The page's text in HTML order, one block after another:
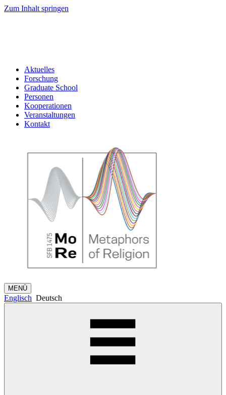
Zum Inhalt springen
Aktuelles
Forschung
Graduate School
Personen
Kooperationen
Veranstaltungen
Kontakt
MENÜ
Englisch Deutsch